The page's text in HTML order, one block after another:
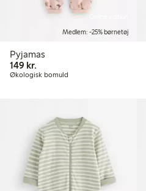
Medlem: -25% børnetøj
Pyjamas
149 kr.
Økologisk bomuld